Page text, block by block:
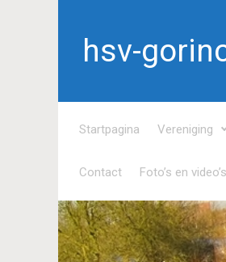
hsv-
Startpagina Vereniging
Contact Foto’s en video’s